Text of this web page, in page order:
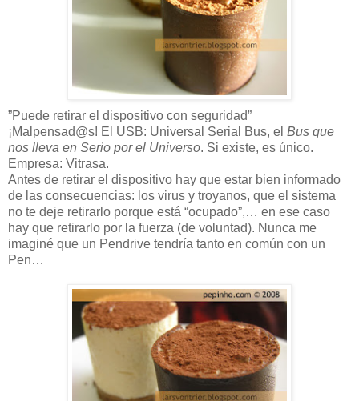
”Puede retirar el dispositivo con seguridad”
¡Malpensad@s! El USB: Universal Serial Bus, el Bus que
nos lleva en Serio por el Universo. Si existe, es único.
Empresa: Vitrasa.
Antes de retirar el dispositivo hay que estar bien informado
de las consecuencias: los virus y troyanos, que el sistema
no te deje retirarlo porque está “ocupado”,… en ese caso
hay que retirarlo por la fuerza (de voluntad). Nunca me
imaginé que un Pendrive tendría tanto en común con un
Pen…